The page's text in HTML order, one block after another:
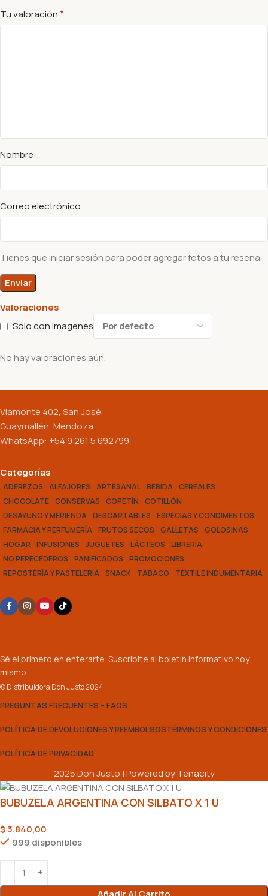
Valoraciones
Solo con imagenes
No hay valoraciones aún.
Tu valoración*
Nombre
Correo electrónico
Tienes que iniciar sesión para poder agregar fotos a tu reseña.
Viamonte 402, San José,
Guaymallén, Mendoza
WhatsApp: +54 9 261 5 692799
Categorías
ADEREZOS ALFAJORES ARTESANAL BEBIDA CEREALES
CHOCOLATE CONSERVAS COPETÍN
COTILLÓN
DESAYUNO Y MERIENDA DESCARTABLES
ESPECIAS Y CONDIMENTOS
FARMACIA Y PERFUMERÍA FRUTOS SECOS GALLETAS
GOLOSINAS
HOGAR
INFUSIONES JUGUETES LÁCTEOS
LIBRERÍA
NO PERECEDEROS
PANIFICADOS
PROMOCIONES
REPOSTERÍA Y PASTELERÍA SNACK TABACO TEXTIL E INDUMENTARIA
Sé el primero en enterarte. Suscribite al boletín informativo hoy
mismo
© Distribuidora Don Justo 2024
PREGUNTAS FRECUENTES – FAQS
POLÍTICA DE DEVOLUCIONES Y REEMBOLSOSTÉRMINOS Y CONDICIONES
POLÍTICA DE PRIVACIDAD
2025 Don Justo |Powered by Tenacity
BUBUZELA ARGENTINA CON SILBATO X 1 U
$3.840,00
999 disponibles